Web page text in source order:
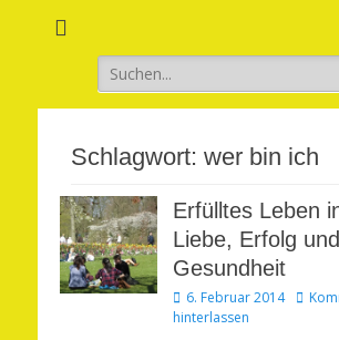
Suchen
nach:
Schlagwort: wer bin ich
Erfülltes Leben
Liebe, Erfolg und
Gesundheit
Veröffentlicht
am
6. Februar 2014
hinterlassen